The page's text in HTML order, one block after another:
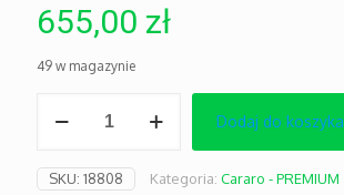
655,00 zł
49 w magazynie
Cararo
Dodaj do koszyka
SKU: 18808 Kategoria: Cararo - PREMIUM